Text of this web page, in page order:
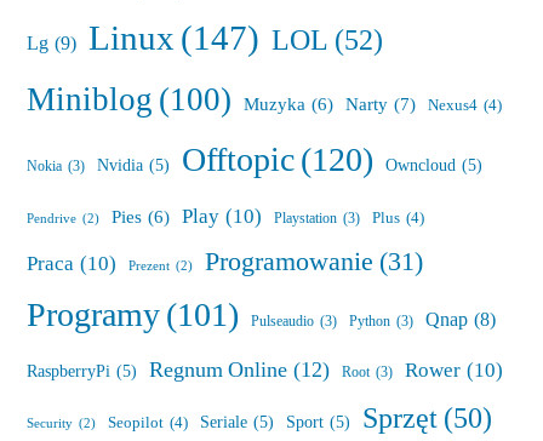
Lg (9) Linux(147) LOL (52)
Miniblog (100) Muzyka (6) Narty (7) Nexus4 (4)
Nokia (3) Nvidia (5) Offtopic(120) Owncloud (5)
Pendrive (2) Pies (6) Play (10) Playstation (3) Plus (4)
Praca (10) Prezent (2) Programowanie (31)
Programy(101) Pulseaudio (3) Python (3) Qnap (8)
RaspberryPi (5) Regnum Online (12) Root (3) Rower (10)
Security (2) Seopilot (4) Seriale (5) Sport (5) Sprzęt(50)